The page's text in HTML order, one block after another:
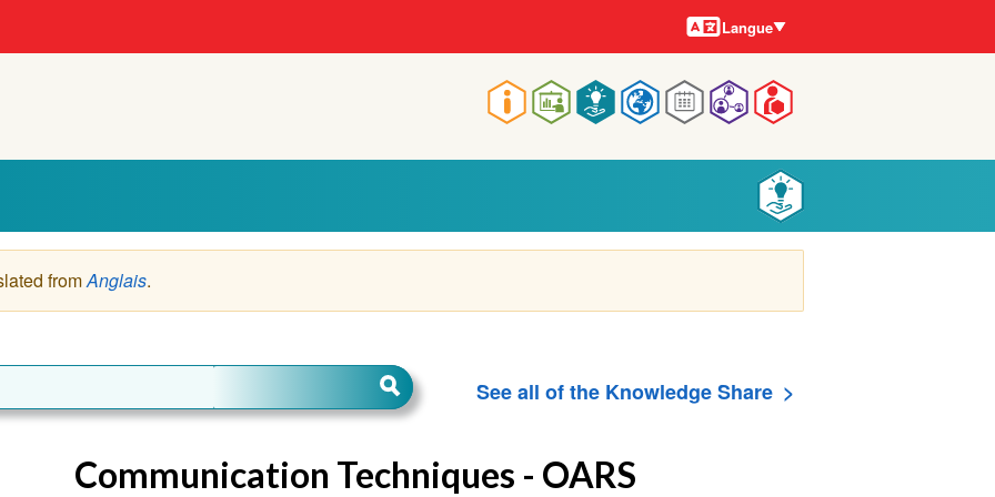
Main
navigation
Langues
Langue
fromAnglais.
See all of the Knowledge Share
Communication Techniques - OARS